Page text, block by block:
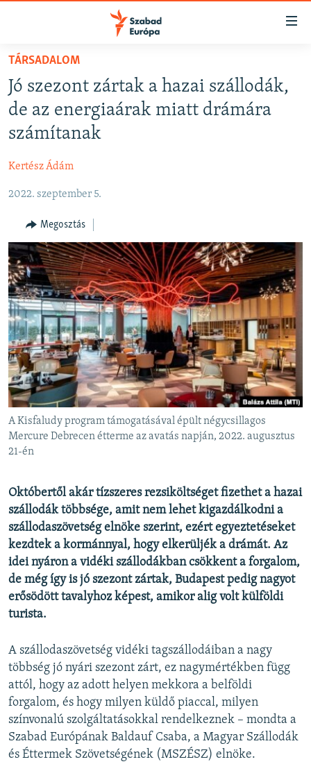
Akadálymentes
Ugrás
oldalra
Ugrás
tartalomjegyzékre
AKTUÁLIS
PODCASTOK
ELEMZŐ
NER15
SZABADON
TÁRSADALOM
DEMOKRÁCIA
A PÉNZ NYOMÁBAN
EURÓPAI UNIÓ
VILÁG
KLÍMAVÁLTOZÁS
A MÚLT TANULSÁGAI
KÖVESSEN MINKET!
Valamennyi RFE/RL weboldal
TÁRSADALOM
Jó szezont zártak a hazai szállodák,
de az energiaárak miatt drámára
számítanak
Kertész Ádám
2022. szeptember 5.
Megosztás
A Kisfaludy program támogatásával épült négycsillagos
Mercure Debrecen étterme az avatás napján, 2022. augusztus
21-én
Októbertől akár tízszeres rezsiköltséget fizethet a hazai
szállodák többsége, amit nem lehet kigazdálkodni a
szállodaszövetség elnöke szerint, ezért egyeztetéseket
kezdtek a kormánnyal, hogy elkerüljék a drámát. Az
idei nyáron a vidéki szállodákban csökkent a forgalom,
de még így is jó szezont zártak, Budapest pedig nagyot
erősödött tavalyhoz képest, amikor alig volt külföldi
turista.
A szállodaszövetség vidéki tagszállodáiban a nagy
többség jó nyári szezont zárt, ez nagymértékben függ
attól, hogy az adott helyen mekkora a belföldi
forgalom, és hogy milyen küldő piaccal, milyen
színvonalú szolgáltatásokkal rendelkeznek – mondta a
Szabad Európának Baldauf Csaba, a Magyar Szállodák
és Éttermek Szövetségének (MSZÉSZ) elnöke.
FELIRATKOZÁS